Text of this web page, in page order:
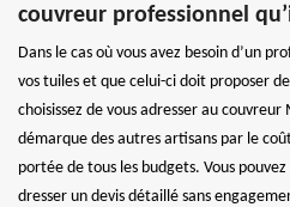
couvreur professionnel
Dans le cas où vous avez besoin d’un
vos tuiles et que celui-ci doit proposer
choisissez de vous adresser au
démarque des autres artisans par le
portée de tous les budgets. Vous
dresser un devis détaillé sans